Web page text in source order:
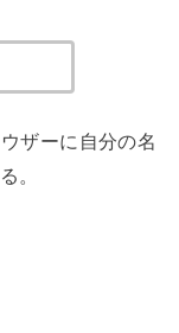
ザーに自分の名
。